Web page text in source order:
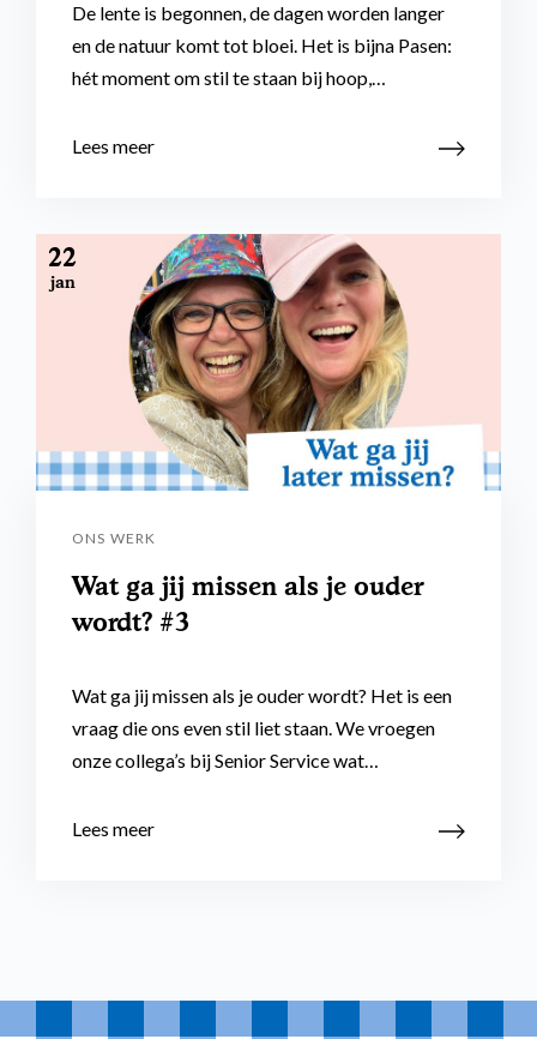
De lente is begonnen, de dagen worden langer
en de natuur komt tot bloei. Het is bijna Pasen:
hét moment om stil te staan bij hoop,…
Lees meer
22
jan
ONS WERK
Wat ga jij missen als je ouder
wordt? #3
Wat ga jij missen als je ouder wordt? Het is een
vraag die ons even stil liet staan. We vroegen
onze collega’s bij Senior Service wat…
Lees meer